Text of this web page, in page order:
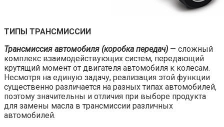
ТИПЫ ТРАНСМИССИИ
Трансмиссия автомобиля (коробка передач) — сложный
комплекс взаимодействующих систем, передающий
крутящий момент от двигателя автомобиля к колесам.
Несмотря на единую задачу, реализация этой функции
существенно различается на разных типах автомобилей,
поэтому значительны и отличия при выборе продукта
для замены масла в трансмиссии различных
автомобилей.